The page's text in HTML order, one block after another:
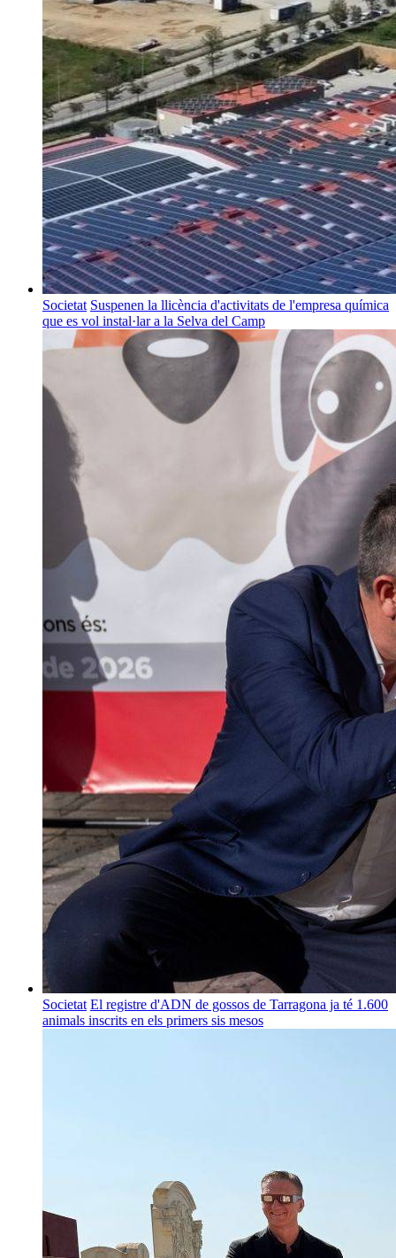
Societat Suspenen la llicència d'activitats de l'empresa química
que es vol instal·lar a la Selva del Camp
Societat El registre d'ADN de gossos de Tarragona ja té 1.600
animals inscrits en els primers sis mesos